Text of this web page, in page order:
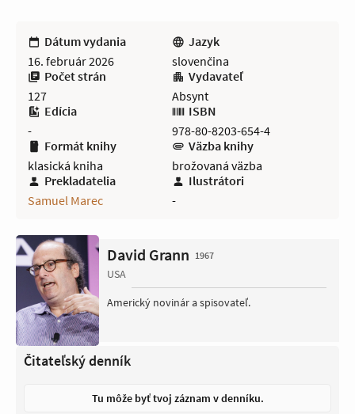
Dátum vydania
16. február 2026
Jazyk
slovenčina
Počet strán
127
Vydavateľ
Absynt
Edícia
-
ISBN
978-80-8203-654-4
Formát knihy
klasická kniha
Väzba knihy
brožovaná väzba
Prekladatelia
Samuel Marec
Ilustrátori
-
David Grann 1967
USA
Americký novinár a spisovateľ.
Čitateľský denník
Tu môže byť tvoj záznam v denníku.